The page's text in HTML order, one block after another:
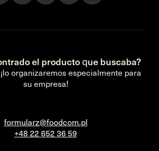
el producto que buscaba?
organizaremos especialmente para
su empresa!
formularz@foodcom.pl
+48 22 652 36 59